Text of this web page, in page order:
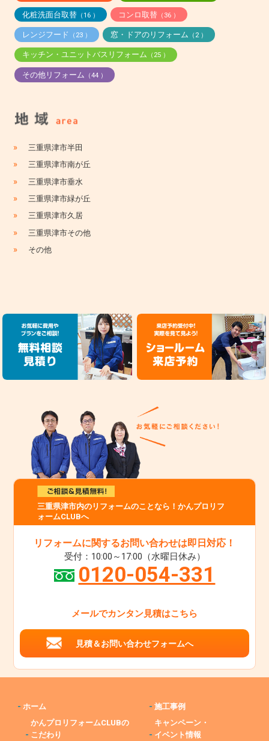
化粧洗面台取替（16 ） コンロ取替 （36 ）
レンジフード （23 ） 窓・ドアのリフォーム （2 ）
キッチン・ユニットバスリフォーム （25 ）
その他リフォーム （44 ）
» 三重県津市半田
» 三重県津市南が丘
» 三重県津市垂水
» 三重県津市緑が丘
» 三重県津市久居
» 三重県津市その他
» その他
三重県津市内のリフォームのことなら！かんプロリフ
ォームCLUBへ
リフォームに関するお問い合わせは即日対応！
受付：10:00～17:00（水曜日休み）
0120-054-331
メールでカンタン見積はこちら
見積＆お問い合わせフォームへ
- ホーム
-
かんプロリフォームCLUBの
こだわり
-施工事例
-
キャンペーン・
イベント情報